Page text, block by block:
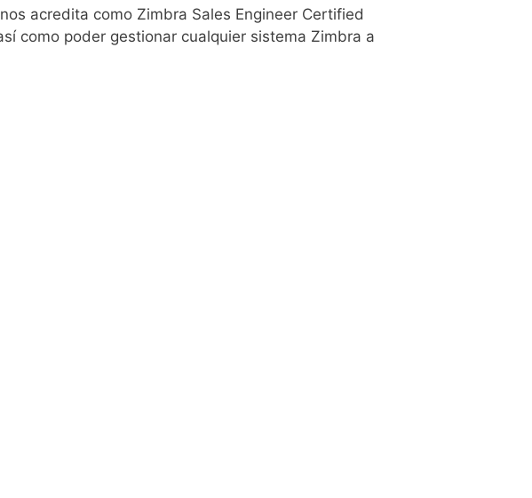
acredita como Zimbra Sales Engineer Certified
como poder gestionar cualquier sistema Zimbra a